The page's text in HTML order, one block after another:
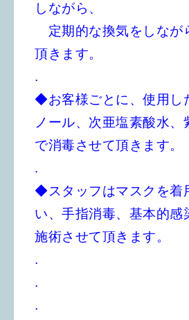
しながら、
定期的な換気をしなが
頂きます。
.
◆お客様ごとに、使用し
ノール、次亜塩素酸水、
で消毒させて頂きます。
.
◆スタッフはマスクを着
い、手指消毒、基本的感
施術させて頂きます。
.
.
.